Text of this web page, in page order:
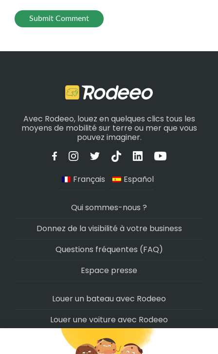
Avec Rodeeo, louez en quelques clics tous les
moyens de mobilité sur terre ou mer que vous
pouvez imaginer.
Français Español
Qui sommes-nous ?
Donnez de la visibilité à votre business
Questions fréquentes (FAQ)
Espace presse
Louer un bateau avec Rodeeo
Louer une voiture avec Rodeeo
Louer une moto avec Rodeeo